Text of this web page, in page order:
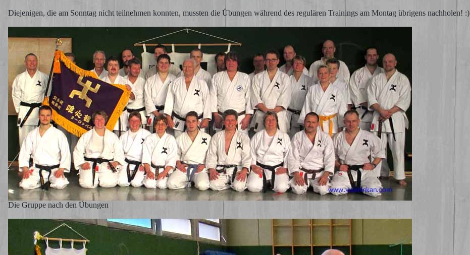
Diejenigen, die am Sonntag nicht teilnehmen konnten, mussten die Übungen während des regulären Trainings am Montag übrigens nachholen! :)
Die Gruppe nach den Übungen